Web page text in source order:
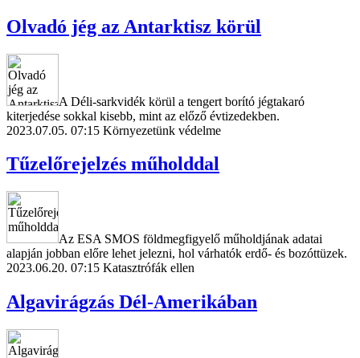
Olvadó jég az Antarktisz körül
A Déli-sarkvidék körül a tengert borító jégtakaró
kiterjedése sokkal kisebb, mint az előző évtizedekben.
2023.07.05. 07:15 Környezetünk védelme
Tűzelőrejelzés műholddal
Az ESA SMOS földmegfigyelő műholdjának adatai
alapján jobban előre lehet jelezni, hol várhatók erdő- és bozóttüzek.
2023.06.20. 07:15 Katasztrófák ellen
Algavirágzás Dél-Amerikában